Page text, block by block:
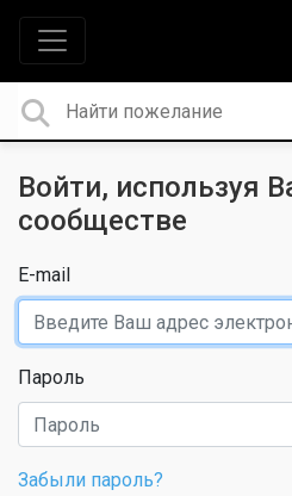
Войти, используя
сообществе
E-mail
Пароль
Забыли пароль?